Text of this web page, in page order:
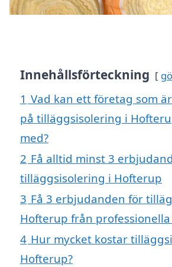
Innehållsförteckning
1 Vad kan ett företag som
på tilläggsisolering i
med?
2 Få alltid minst 3
tilläggsisolering i Hofterup
3 Få 3 erbjudanden för
Hofterup från
4 Hur mycket kostar
Hofterup?